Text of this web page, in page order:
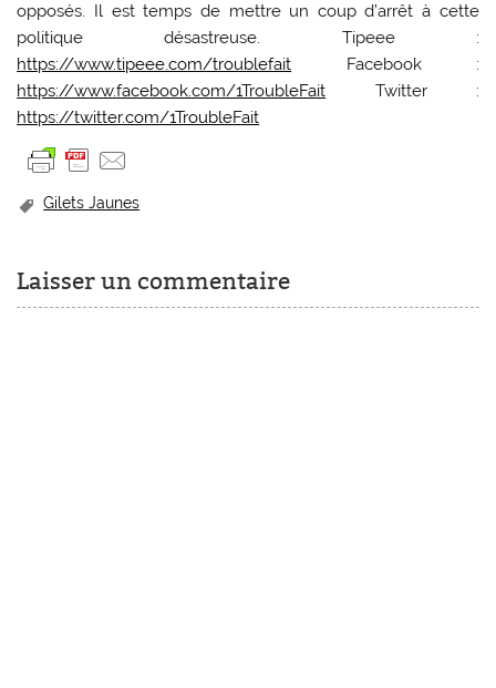
opposés. Il est temps de mettre un coup d’arrêt à cette
politique désastreuse. Tipeee :
https://www.tipeee.com/troublefait Facebook :
https://www.facebook.com/1TroubleFait Twitter :
https://twitter.com/1TroubleFait
Gilets Jaunes
Laisser un commentaire